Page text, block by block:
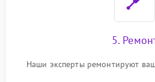
5.
Наши эксперты ремонтируют